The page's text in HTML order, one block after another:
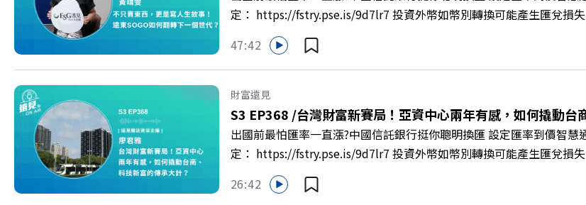
定： https://fstry.pse.is/9d7lr7 投資外幣如幣別轉換可能產生匯兌損
以上為 Firstory Podcast 廣告 —— 在永續減碳、綠色消費與友善職場
集《遠見ON AIR》邀請到遠東SOGO百貨董事長黃晴雯，帶你解析遠
新契機！ 🔺如何從單純百貨專櫃轉型為有溫度的利他平台？ 🔺最難
男同仁樂意成家！驚豔業界的「生育代理人制度」 🔺最有人情味的文
社長兼遠見智庫總編輯 李建興 與談人／遠東SOGO百貨董事長 黃晴
>> https://gvmkt.pse.is/9al3px ✨關注《遠見》更多的社群： LINE
https://bit.ly/38jNi9k Powered by Firstory Hosting
47:42
財富遠見
S3 EP368 /台灣財富新賽局！亞資中心兩年有感，如何撬動台
出國前最怕匯率一直漲?中國信託銀行挺你聰明換匯 設定匯率到價智
定： https://fstry.pse.is/9d7lr7 投資外幣如幣別轉換可能產生匯兌損
以上為 Firstory Podcast 廣告 —— 如果有一天，台灣成為亞洲新一代
資產管理中心」政策、高雄專區成立滿週年的關鍵時刻，台灣的投信
26:42